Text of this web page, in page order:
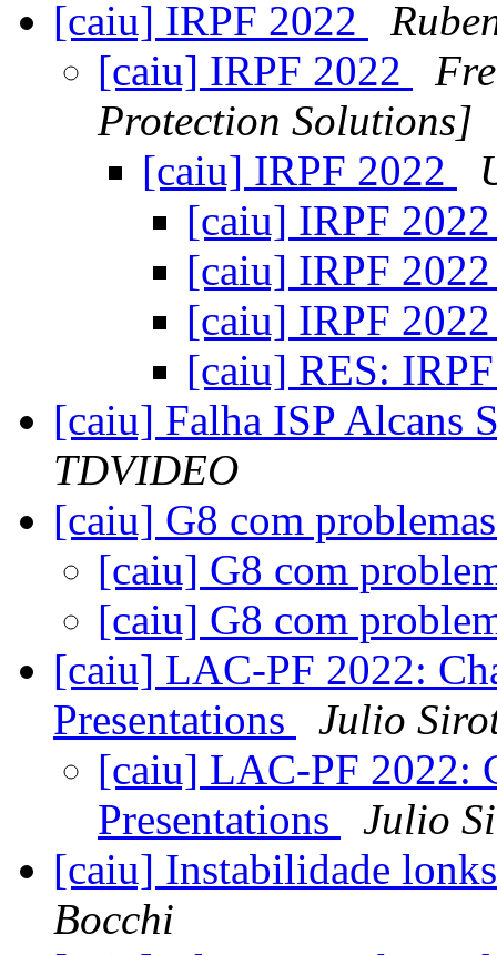
[caiu] IRPF 2022
[caiu] IRPF 2022
Protection Solutions]
[caiu] IRPF 2022
[caiu] IRPF
[caiu] IRPF
[caiu] IRPF
[caiu] RES:
[caiu] Falha ISP Alcans
TDVIDEO
[caiu] G8 com
[caiu] G8 com
[caiu] G8 com
[caiu] LAC-PF 2022:
Presentations
Julio
[caiu] LAC-PF 2022:
Presentations
Julio
[caiu] Instabilidade
Bocchi